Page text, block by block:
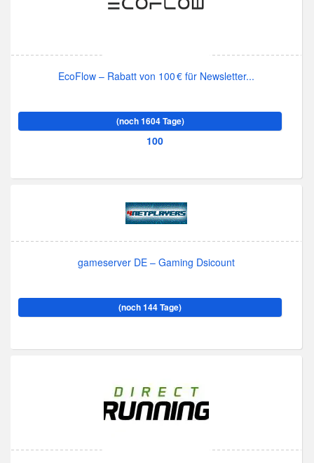
EcoFlow – Rabatt von 100 € für Newsletter...
(noch 1604 Tage)
100
gameserver DE – Gaming Dsicount
(noch 144 Tage)